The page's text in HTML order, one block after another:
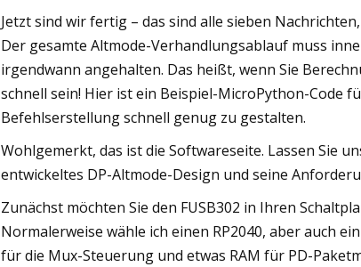
Jetzt sind wir fertig – das sind alle sieben
Der gesamte Altmode-Verhandlungsablauf muss
irgendwann angehalten. Das heißt, wenn Sie
schnell sein! Hier ist ein Beispiel-MicroPython-Code
Befehlserstellung schnell genug zu gestalten.
Wohlgemerkt, das ist die Softwareseite. Lassen Sie
entwickeltes DP-Altmode-Design und seine
Zunächst möchten Sie den FUSB302 in Ihren
Normalerweise wähle ich einen RP2040, aber auch
für die Mux-Steuerung und etwas RAM für PD-